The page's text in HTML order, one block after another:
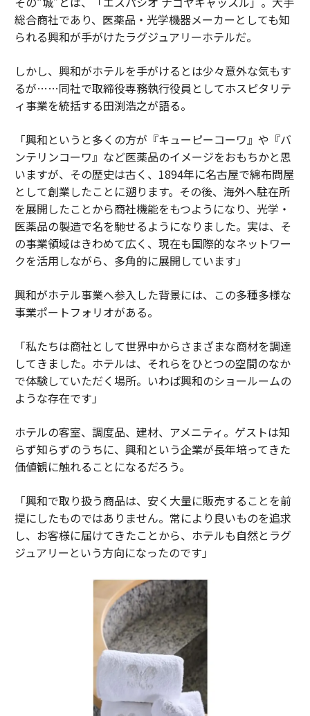
総合商社であり、医薬品・光学機器メーカーとしても知
られる興和が手がけたラグジュアリーホテルだ。
しかし、興和がホテルを手がけるとは少々意外な気もす
るが……同社で取締役専務執行役員としてホスピタリテ
ィ事業を統括する田渕浩之が語る。
「興和というと多くの方が『キューピーコーワ』や『バ
ンテリンコーワ』など医薬品のイメージをおもちかと思
いますが、その歴史は古く、1894年に名古屋で綿布問屋
として創業したことに遡ります。その後、海外へ駐在所
を展開したことから商社機能をもつようになり、光学・
医薬品の製造で名を馳せるようになりました。実は、そ
の事業領域はきわめて広く、現在も国際的なネットワー
クを活用しながら、多角的に展開しています」
興和がホテル事業へ参入した背景には、この多種多様な
事業ポートフォリオがある。
「私たちは商社として世界中からさまざまな商材を調達
してきました。ホテルは、それらをひとつの空間のなか
で体験していただく場所。いわば興和のショールームの
ような存在です」
ホテルの客室、調度品、建材、アメニティ。ゲストは知
らず知らずのうちに、興和という企業が長年培ってきた
価値観に触れることになるだろう。
「興和で取り扱う商品は、安く大量に販売することを前
提にしたものではありません。常により良いものを追求
し、お客様に届けてきたことから、ホテルも自然とラグ
ジュアリーという方向になったのです」